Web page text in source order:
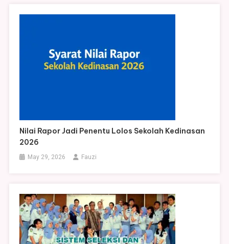
Nilai Rapor Jadi Penentu Lolos Sekolah Kedinasan
2026
May 29, 2026 Fauzi